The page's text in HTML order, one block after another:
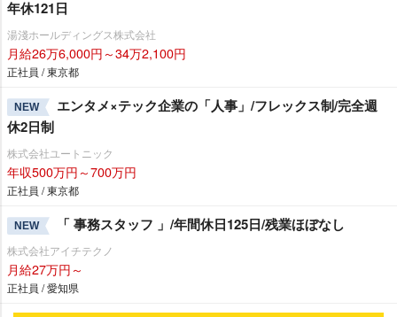
年休121日
湯淺ホールディングス株式会社
月給26万6,000円～34万2,100円
正社員 / 東京都
NEW
エンタメ×テック企業の「人事」/フレックス制/完全週
休2日制
株式会社ユートニック
年収500万円～700万円
正社員 / 東京都
NEW 「 事務スタッフ 」/年間休日125日/残業ほぼなし
株式会社アイチテクノ
月給27万円～
正社員 / 愛知県